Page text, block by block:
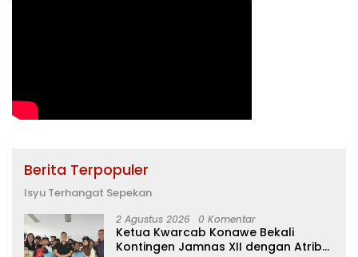
Berita Terpopuler
Isyu Terhangat Sepekan
2 Agustus 2026 0 Komentar
Ketua Kwarcab Konawe Bekali
Kontingen Jamnas XII dengan Atribut